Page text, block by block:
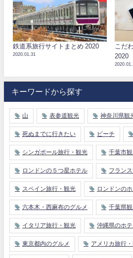
鉄道系旅行サイトまとめ 2020
2020.01.31
こだ
2020
キーワードから探す
山 表参道観光 神奈川県観
死ぬまでに行きたい ビーチ
シンガポール旅行・観光 千葉市
ロンドンの５つ星ホテル フラン
スペイン旅行・観光 ロンドンの
六本木・西麻布のグルメ 千葉県
イタリア旅行・観光 沖縄県のホ
東京都内のグルメ アメリカ旅行